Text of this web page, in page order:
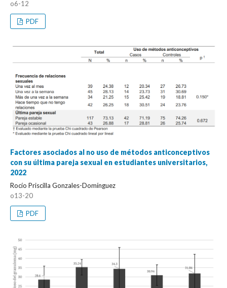
o6-12
PDF
Factores asociados al no uso de métodos anticonceptivos
con su última pareja sexual en estudiantes universitarios,
2022
Rocío Priscilla Gonzales-Domínguez
o13-20
PDF